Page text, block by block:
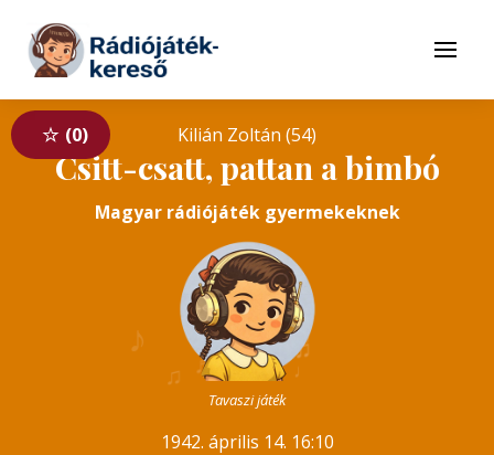
Tovább a tartalomhoz
Menü
0
♪
♫ ♬
♪
♩
♫
♪
♬
Kilián Zoltán (54)
Csitt-csatt, pattan a bimbó
Magyar rádiójáték gyermekeknek
Tavaszi játék
1942. április 14. 16:10